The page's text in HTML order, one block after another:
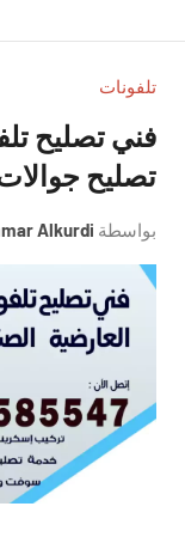
الكويت
للاعلانات
بالكويت
تلفونات
تصليح
بواسطة Alkurdi